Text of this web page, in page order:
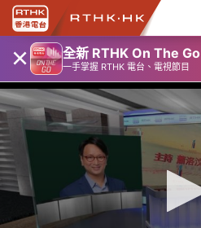
× 全新 RTHK On The Go
一手掌握 RTHK 電台、電視節目